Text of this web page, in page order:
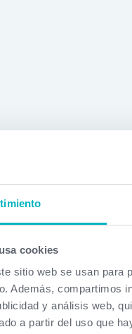
cookies
sitio web se usan para
Además, compartimos
y análisis web,
a partir del uso que
las tiene ya disponibles. En
servicio técnico al
con contrato de
versionesusted puede conocer